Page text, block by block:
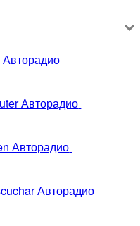
Авторадио
Авторадио
Авторадио
Авторадио